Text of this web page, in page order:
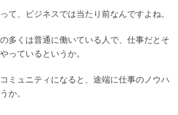
て、ビジネスでは当たり前なんですよね。
多くは普通に働いている人で、仕事だとそ
っているというか。
ミュニティになると、途端に仕事のノウハ
か。